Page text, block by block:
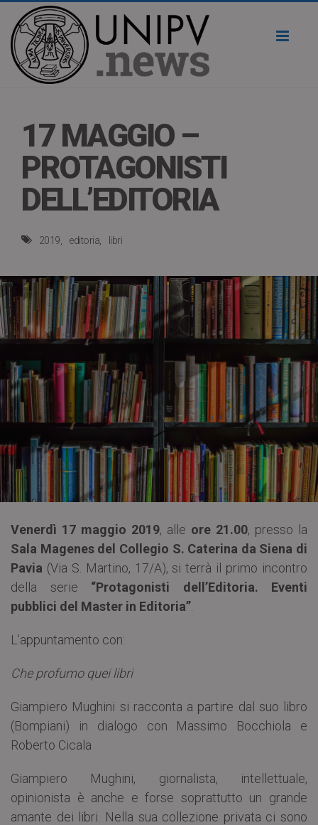
17 MAGGIO –
PROTAGONISTI
DELL’EDITORIA
2019 editoria libri
Venerdì 17 maggio 2019, alle ore 21.00, presso la
Sala Magenes del Collegio S. Caterina da Siena di
Pavia (Via S. Martino, 17/A), si terrà il primo incontro
della serie “Protagonisti dell’Editoria. Eventi
pubblici del Master in Editoria”
L’appuntamento con:
Che profumo quei libri
Giampiero Mughini si racconta a partire dal suo libro
(Bompiani) in dialogo con Massimo Bocchiola e
Roberto Cicala
Giampiero Mughini, giornalista, intellettuale,
opinionista è anche e forse soprattutto un grande
amante dei libri. Nella sua collezione privata ci sono